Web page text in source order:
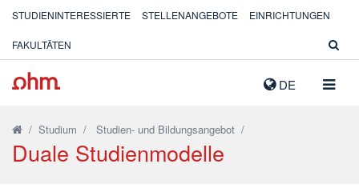
DE
STUDIENINTERESSIERTE STELLENANGEBOTE EINRICHTUNGEN
FAKULTÄTEN
/ Studium / Studien- und Bildungsangebot /
Duale Studienmodelle